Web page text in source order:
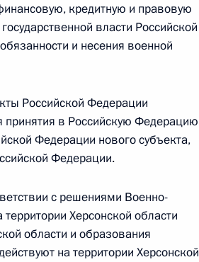
принятии в Российскую
составе РФ нового субъекта –
принятии в Российскую
кредитную и правовую
власти Российской
и несения военной
Российской Федерации
принятия в Российскую Федерацию
Федерации нового субъекта,
Федерации.
с решениями Военно-
Херсонской области
области и образования
на территории Херсонской